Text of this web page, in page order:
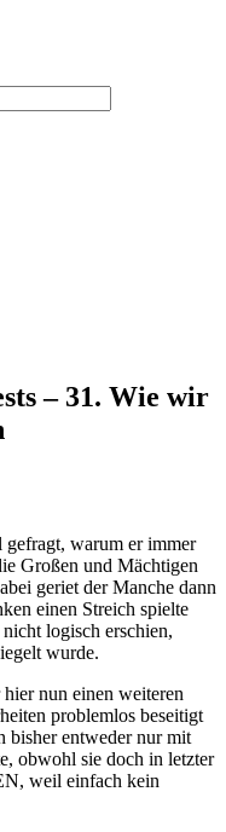
– 31. Wie wir
gefragt, warum er immer
Großen und Mächtigen
geriet der Manche dann
einen Streich spielte
logisch erschien,
wurde.
nun einen weiteren
problemlos beseitigt
bisher entweder nur mit
obwohl sie doch in letzter
weil einfach kein